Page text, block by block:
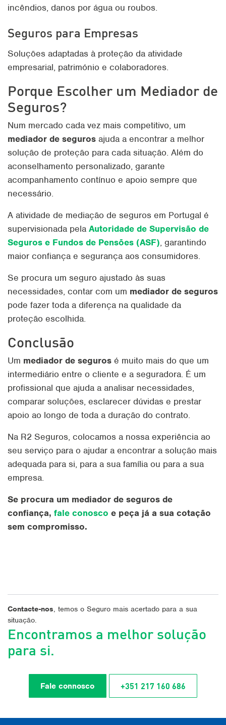
incêndios, danos por água ou roubos.
Seguros para Empresas
Soluções adaptadas à proteção da atividade
empresarial, património e colaboradores.
Porque Escolher um Mediador de
Seguros?
Num mercado cada vez mais competitivo, um
mediador de seguros ajuda a encontrar a melhor
solução de proteção para cada situação. Além do
aconselhamento personalizado, garante
acompanhamento contínuo e apoio sempre que
necessário.
A atividade de mediação de seguros em Portugal é
supervisionada pela Autoridade de Supervisão de
Seguros e Fundos de Pensões (ASF), garantindo
maior confiança e segurança aos consumidores.
Se procura um seguro ajustado às suas
necessidades, contar com um mediador de seguros
pode fazer toda a diferença na qualidade da
proteção escolhida.
Conclusão
Um mediador de seguros é muito mais do que um
intermediário entre o cliente e a seguradora. É um
profissional que ajuda a analisar necessidades,
comparar soluções, esclarecer dúvidas e prestar
apoio ao longo de toda a duração do contrato.
Na R2 Seguros, colocamos a nossa experiência ao
seu serviço para o ajudar a encontrar a solução mais
adequada para si, para a sua família ou para a sua
empresa.
Se procura um mediador de seguros de
confiança, fale conosco e peça já a sua cotação
sem compromisso.
Contacte-nos, temos o Seguro mais acertado para a sua
situação.
Encontramos a melhor solução
para si.
Fale connosco +351 217 160 686